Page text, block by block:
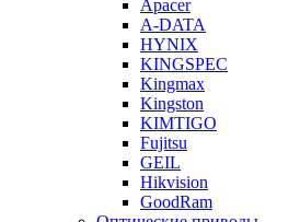
Apacer
A-DATA
HYNIX
KINGSPEC
Kingmax
Kingston
KIMTIGO
Fujitsu
GEIL
Hikvision
GoodRam